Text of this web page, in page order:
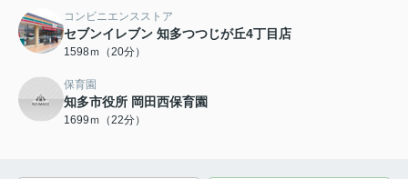
コンビニエンスストア
セブンイレブン 知多つつじが丘4丁目店
1598ｍ（20分）
保育園
知多市役所 岡田西保育園
1699ｍ（22分）